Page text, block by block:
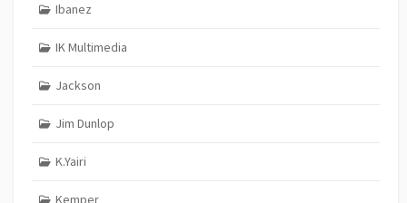
Ibanez
IK Multimedia
Jackson
Jim Dunlop
K.Yairi
Kemper